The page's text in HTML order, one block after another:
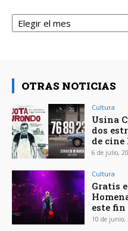
Archivos
OTRAS NOTICIAS
Cultura
Usina
dos
de cine
6 de julio,
Cultura
Gratis
este fin
10 de junio,